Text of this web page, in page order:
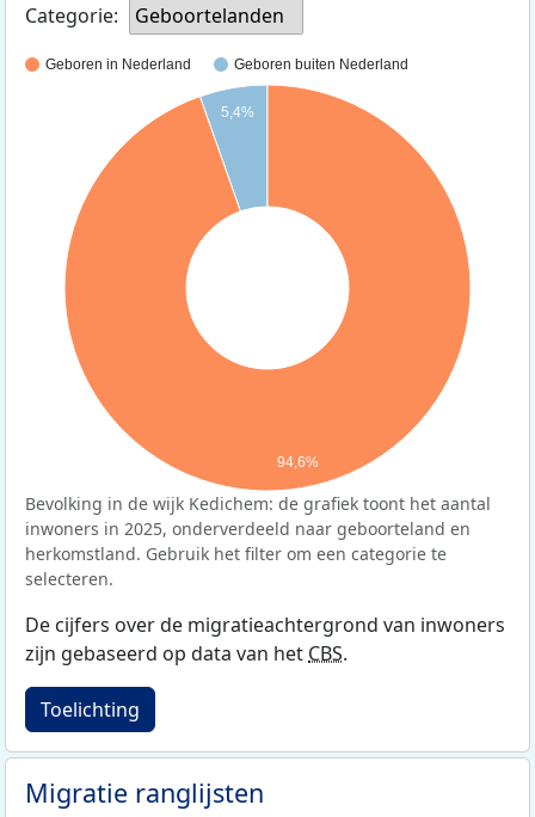
Categorie:
Geboortelanden
Geboren in Nederland Geboren buiten Nederland
5,4%
94,6%
Bevolking in de wijk Kedichem: de grafiek toont het aantal
inwoners in 2025, onderverdeeld naar geboorteland en
herkomstland. Gebruik het filter om een categorie te
selecteren.
De cijfers over de migratieachtergrond van inwoners
zijn gebaseerd op data van het CBS.
Toelichting
Migratie ranglijsten